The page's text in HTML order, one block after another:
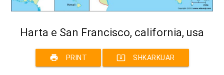
Harta e San Francisco, california, usa
print PRINT system_update_alt SHKARKUAR